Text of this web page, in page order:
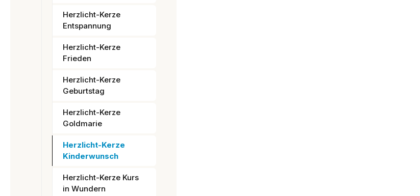
Herzlicht-Kerze
Entspannung
Herzlicht-Kerze
Frieden
Herzlicht-Kerze
Geburtstag
Herzlicht-Kerze
Goldmarie
Herzlicht-Kerze
Kinderwunsch
Herzlicht-Kerze Kurs
in Wundern